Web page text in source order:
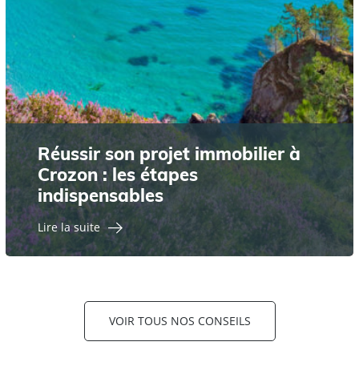
Réussir son projet immobilier à
Crozon : les étapes
indispensables
Lire la suite
VOIR TOUS NOS CONSEILS